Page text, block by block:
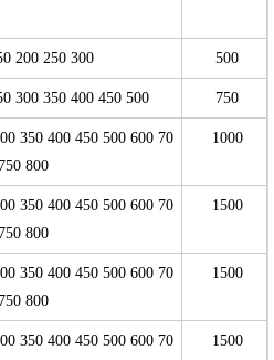
200 250 300 500
300 350 400 450 500 750
350 400 450 500 600 70
800
1000
350 400 450 500 600 70
800
1500
350 400 450 500 600 70
800
1500
350 400 450 500 600 70
1500